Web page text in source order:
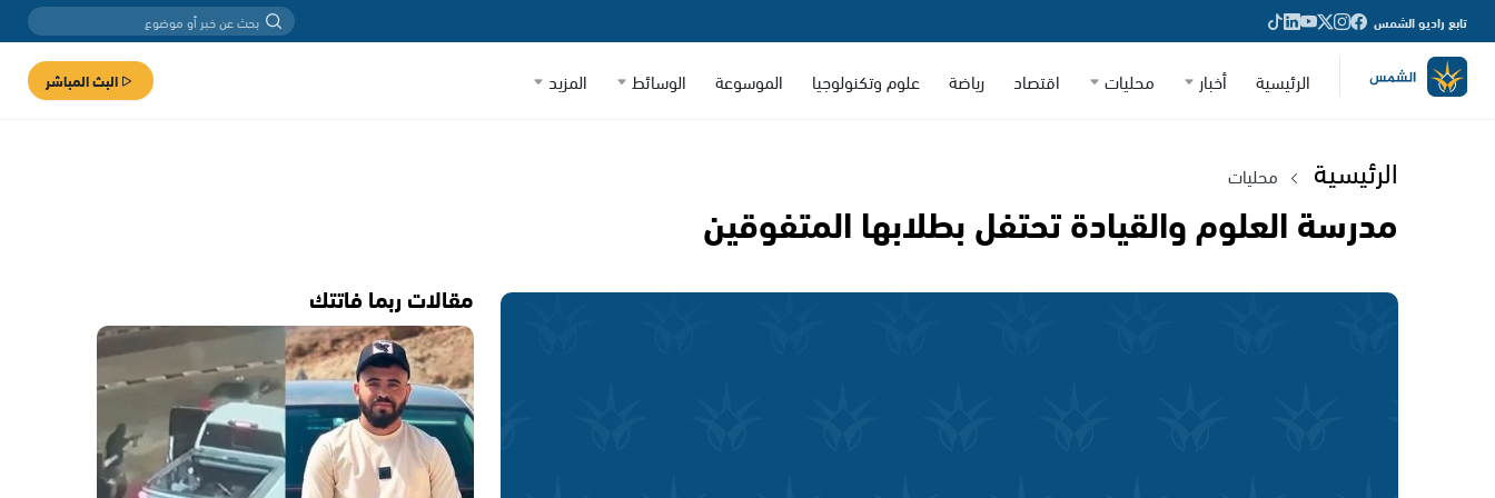
تابع راديو الشمس
الرئيسية أخبار محليات اقتصاد رياضة علوم وتكنولوجيا الموسوعة الوسائط المزيد البث المباشر
الرئيسية محليات
مدرسة العلوم والقيادة تحتفل بطلابها المتفوقين
مقالات ربما فاتتك